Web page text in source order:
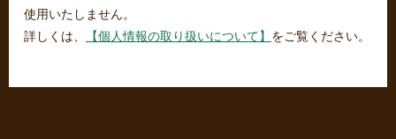
使用いたしません。
詳しくは、
【個人情報の取り扱いについて】 をご覧ください。